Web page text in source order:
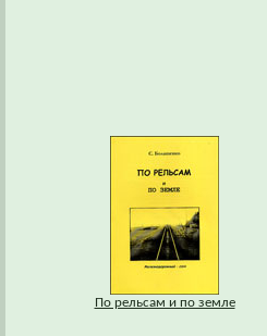
По рельсам и по земле